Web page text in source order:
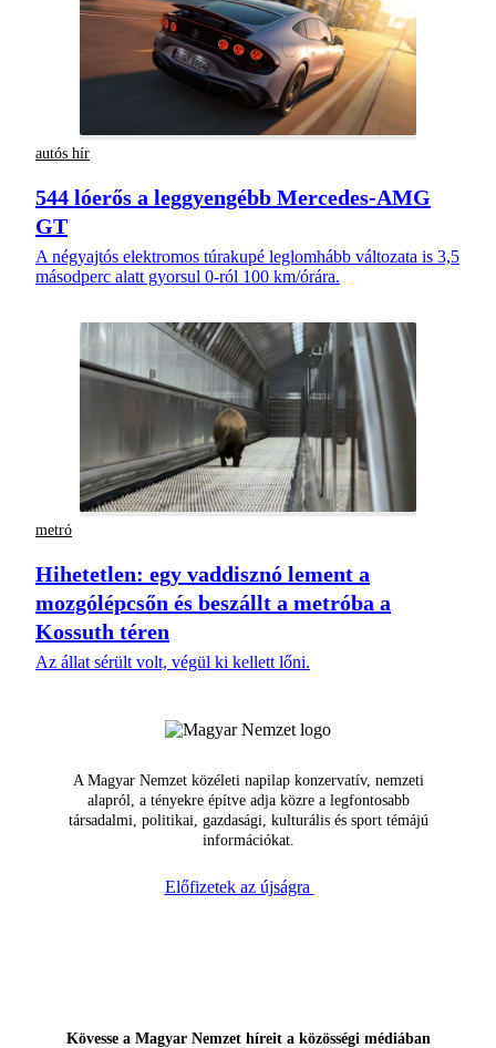
autós hír
544 lóerős a leggyengébb Mercedes-AMG
GT
A négyajtós elektromos túrakupé leglomhább változata is 3,5
másodperc alatt gyorsul 0-ról 100 km/órára.
metró
Hihetetlen: egy vaddisznó lement a
mozgólépcsőn és beszállt a metróba a
Kossuth téren
Az állat sérült volt, végül ki kellett lőni.
A Magyar Nemzet közéleti napilap konzervatív, nemzeti
alapról, a tényekre építve adja közre a legfontosabb
társadalmi, politikai, gazdasági, kulturális és sport témájú
információkat.
Előfizetek az újságra
Kövesse a Magyar Nemzet híreit a közösségi médiában